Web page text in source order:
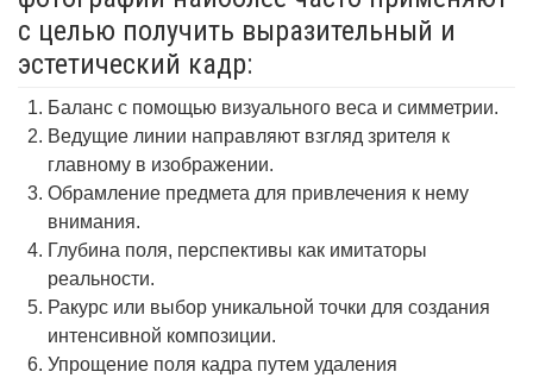
с целью получить выразительный и
эстетический кадр:
Баланс с помощью визуального веса и симметрии.
Ведущие линии направляют взгляд зрителя к
главному в изображении.
Обрамление предмета для привлечения к нему
внимания.
Глубина поля, перспективы как имитаторы
реальности.
Ракурс или выбор уникальной точки для создания
интенсивной композиции.
Упрощение поля кадра путем удаления